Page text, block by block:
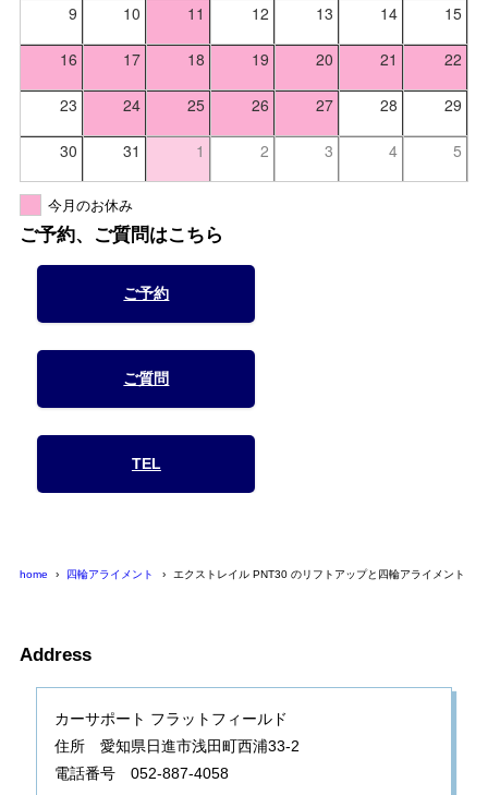
9 10 11 12 13 14 15
16 17 18 19 20 21 22
23 24 25 26 27 28 29
30 31 1 2 3 4 5
今月のお休み
ご予約、ご質問はこちら
ご予約
ご質問
TEL
home 四輪アライメント エクストレイル PNT30 のリフトアップと四輪アライメント
Address
カーサポート フラットフィールド
住所 愛知県日進市浅田町西浦33-2
電話番号 052-887-4058